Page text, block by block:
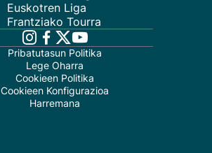
Euskotren Liga
Frantziako Tourra
Pribatutasun Politika
Lege Oharra
Cookieen Politika
Cookieen Konfigurazioa
Harremana